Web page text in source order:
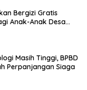
Bergizi Gratis
Anak-Anak Desa
Masih Tinggi, BPBD
Perpanjangan Siaga